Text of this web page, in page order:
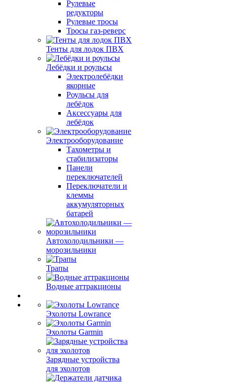
Рулевые
редукторы
Рулевые тросы
Тросы газ-реверс
Тенты для лодок ПВХ
Лебёдки и роульсы
Электролебёдки
якорные
Роульсы для
лебёдок
Аксессуары для
лебёдок
Электрооборудование
Тахометры и
стабилизаторы
Панели
переключателей
Переключатели и
клеммы
аккумуляторных
батарей
Автохолодильники —
морозильники
Трапы
Водные аттракционы
Эхолоты Lowrance
Эхолоты Garmin
Зарядные устройства
для эхолотов